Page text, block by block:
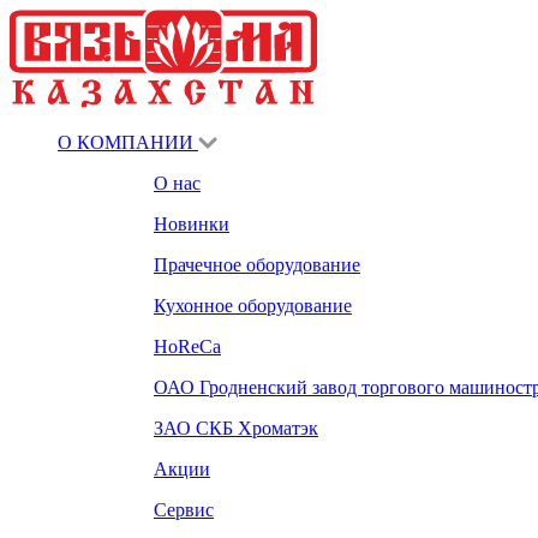
О КОМПАНИИ
О нас
Новинки
Прачечное оборудование
Кухонное оборудование
HoReCa
ОАО Гродненский завод торгового
ЗАО СКБ Хроматэк
Акции
Сервис